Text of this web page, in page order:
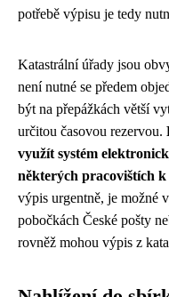
potřebě výpisu je tedy
Katastrální úřady jsou
není nutné se předem
být na přepážkách větší
určitou časovou rezervou.
využít systém
některých pracovištích k
výpis urgentně, je možné
pobočkách České pošty
rovněž mohou výpis z